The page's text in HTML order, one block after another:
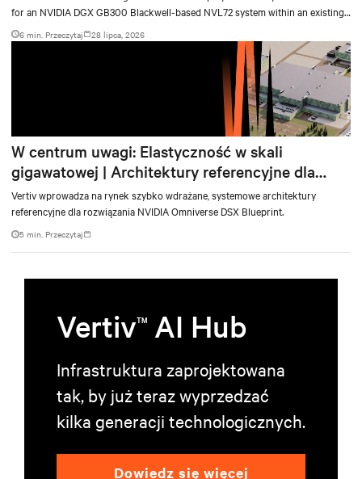
for an NVIDIA DGX GB300 Blackwell-based NVL72 system within an existing
facility, creating a repeatable model for high-density, liquid-cooled AI
environments.
6 min. Przeczytaj 28 lipca, 2026
W centrum uwagi: Elastyczność w skali
gigawatowej | Architektury referencyjne dla
NVIDIA DSX Blueprint
Vertiv wprowadza na rynek szybko wdrażane, systemowe architektury
referencyjne dla rozwiązania NVIDIA Omniverse DSX Blueprint.
5 min. Przeczytaj
VertivTM AI Hub
Infrastruktura zaprojektowana
tak, by już teraz wyprzedzać
kilka generacji technologicznych.
Dowiedz się więcej